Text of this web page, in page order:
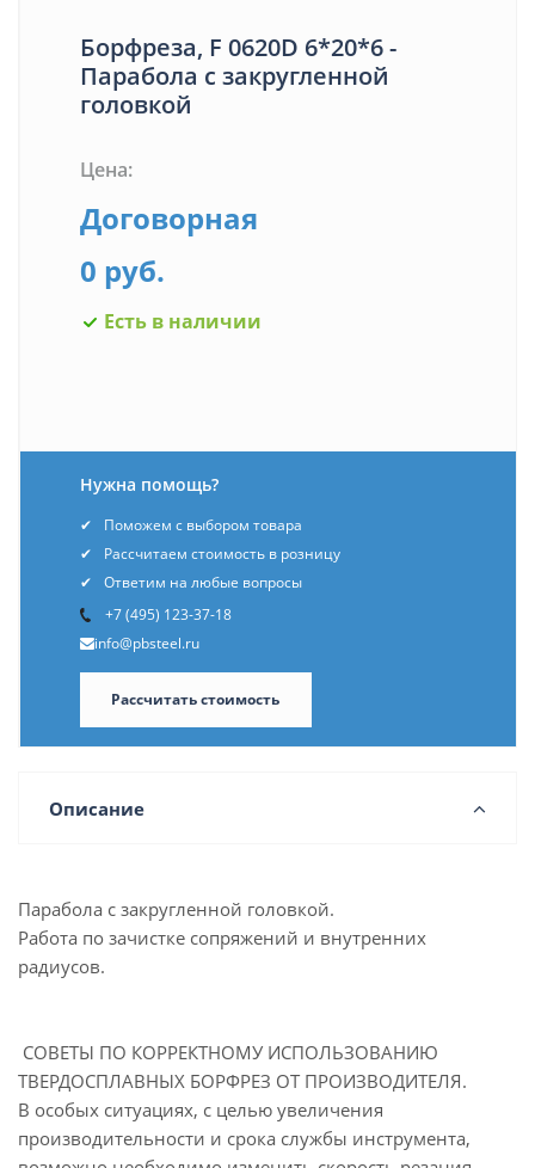
Борфреза, F 0620D 6*20*6 -
Парабола с закругленной
головкой
Цена:
Договорная
0 руб.
Есть в наличии
Нужна помощь?
Поможем с выбором товара
Рассчитаем стоимость в розницу
Ответим на любые вопросы
+7 (495) 123-37-18
info@pbsteel.ru
Рассчитать стоимость
Описание
Парабола с закругленной головкой.
Работа по зачистке сопряжений и внутренних
радиусов.
СОВЕТЫ ПО КОРРЕКТНОМУ ИСПОЛЬЗОВАНИЮ
ТВЕРДОСПЛАВНЫХ БОРФРЕЗ ОТ ПРОИЗВОДИТЕЛЯ.
В особых ситуациях, с целью увеличения
производительности и срока службы инструмента,